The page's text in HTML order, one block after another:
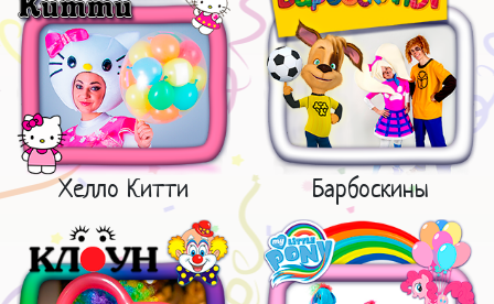
Хелло Китти Барбоскины